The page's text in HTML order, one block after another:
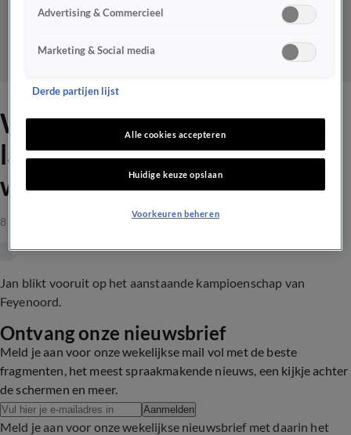
Wesley dolt met Jan over
landstitel Feyenoord: 'Je
wordt echt een eng ventje!'
8 mei 2023, 20:29
Jan blikt vooruit op het aanstaande kampioenschap van
Feyenoord.
Ontvang onze nieuwsbrief
Meld je aan voor onze wekelijkse mail vol met de beste
fragmenten, het meest spraakmakende nieuws, een kijkje achter
de schermen en meer.
Aanmelden
Meld je aan voor onze wekelijkse nieuwsbrief met daarin het
Advertising & Commercieel
Marketing & Social media
Derde partijen lijst
Alle cookies accepteren
Huidige keuze opslaan
Voorkeuren beheren